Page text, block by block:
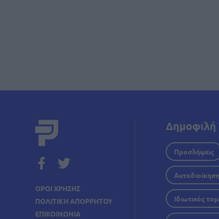
ΟΡΟΙ ΧΡΗΣΗΣ
ΠΟΛΙΤΙΚΗ ΑΠΟΡΡΗΤΟΥ
ΕΠΙΚΟΙΝΩΝΙΑ
Δημοφιλή
Προσλήψεις
Αυτοδιοίκηση
Ιδιωτικός